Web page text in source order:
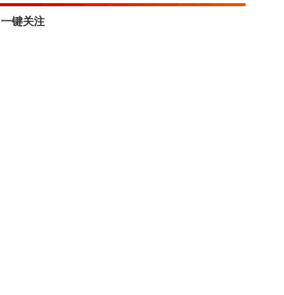
一键关注